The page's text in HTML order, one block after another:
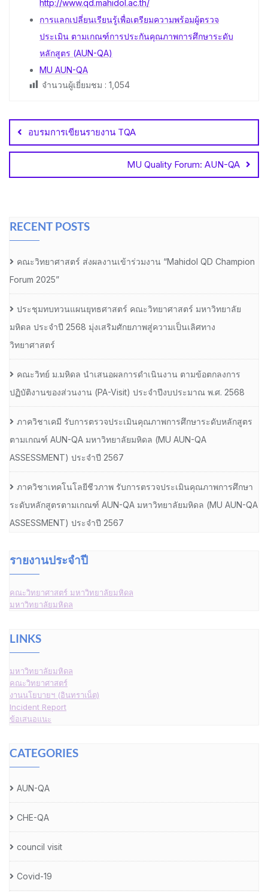
http://www.qd.mahidol.ac.th/
การแลกเปลี่ยนเรียนรู้เพื่อเตรียมความพร้อมผู้ตรวจ
ประเมิน ตามเกณฑ์การประกันคุณภาพการศึกษาระดับ
หลักสูตร (AUN-QA)
MU AUN-QA
จำนวนผู้เยี่ยมชม : 1,054
navigation
อบรมการเขียนรายงาน TQA
MU Quality Forum: AUN-QA
RECENT POSTS
คณะวิทยาศาสตร์ ส่งผลงานเข้าร่วมงาน “Mahidol QD Champion
Forum 2025”
ประชุมทบทวนแผนยุทธศาสตร์ คณะวิทยาศาสตร์ มหาวิทยาลัย
มหิดล ประจำปี 2568 มุ่งเสริมศักยภาพสู่ความเป็นเลิศทาง
วิทยาศาสตร์
คณะวิทย์ ม.มหิดล นำเสนอผลการดำเนินงาน ตามข้อตกลงการ
ปฏิบัติงานของส่วนงาน (PA-Visit) ประจำปีงบประมาณ พ.ศ. 2568
ภาควิชาเคมี รับการตรวจประเมินคุณภาพการศึกษาระดับหลักสูตร
ตามเกณฑ์ AUN-QA มหาวิทยาลัยมหิดล (MU AUN-QA
ASSESSMENT) ประจำปี 2567
ภาควิชาเทคโนโลยีชีวภาพ รับการตรวจประเมินคุณภาพการศึกษา
ระดับหลักสูตรตามเกณฑ์ AUN-QA มหาวิทยาลัยมหิดล (MU AUN-QA
ASSESSMENT) ประจำปี 2567
รายงานประจำปี
คณะวิทยาศาสตร์ มหาวิทยาลัยมหิดล
มหาวิทยาลัยมหิดล
LINKS
มหาวิทยาลัยมหิดล
คณะวิทยาศาสตร์
งานนโยบายฯ (อินทราเน็ต)
Incident Report
ข้อเสนอแนะ
CATEGORIES
AUN-QA
CHE-QA
council visit
Covid-19